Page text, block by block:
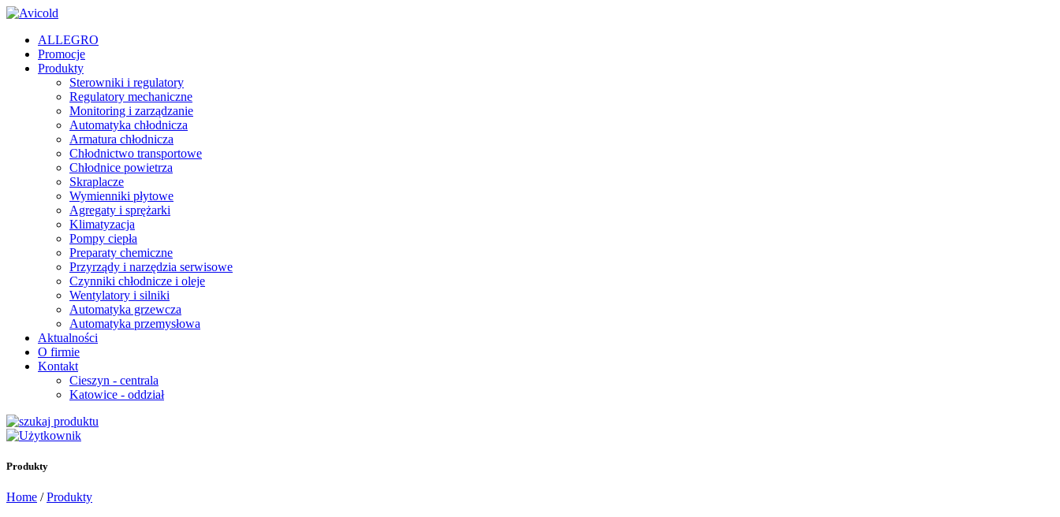
ALLEGRO
Promocje
Produkty
Sterowniki i regulatory
Regulatory mechaniczne
Monitoring i zarządzanie
Automatyka chłodnicza
Armatura chłodnicza
Chłodnictwo transportowe
Chłodnice powietrza
Skraplacze
Wymienniki płytowe
Agregaty i sprężarki
Klimatyzacja
Pompy ciepła
Preparaty chemiczne
Przyrządy i narzędzia serwisowe
Czynniki chłodnicze i oleje
Wentylatory i silniki
Automatyka grzewcza
Automatyka przemysłowa
Aktualności
O firmie
Kontakt
Cieszyn - centrala
Katowice - oddział
Produkty
Home /Produkty